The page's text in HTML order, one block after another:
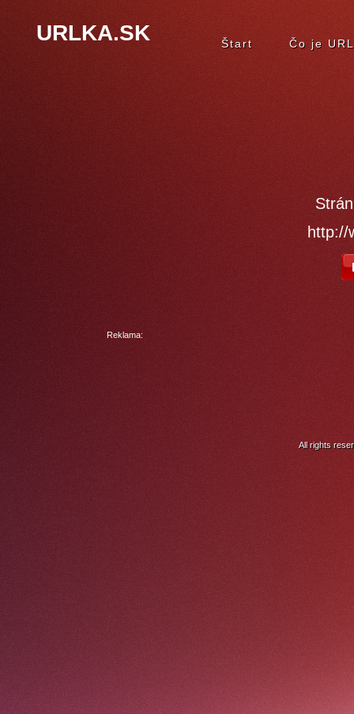
URLKA.SK Štart Čo je
http://
Reklama:
All rights